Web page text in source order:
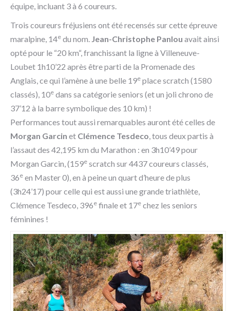
équipe, incluant 3 à 6 coureurs.
Trois coureurs fréjusiens ont été recensés sur cette épreuve
maralpine, 14e du nom. Jean-Christophe Panlou avait ainsi
opté pour le “20 km“, franchissant la ligne à Villeneuve-
Loubet 1h10’22 après être parti de la Promenade des
Anglais, ce qui l’amène à une belle 19e place scratch (1580
classés), 10e dans sa catégorie seniors (et un joli chrono de
37’12 à la barre symbolique des 10 km) !
Performances tout aussi remarquables auront été celles de
Morgan Garcin et Clémence Tesdeco , tous deux partis à
l’assaut des 42,195 km du Marathon : en 3h10’49 pour
Morgan Garcin, (159e scratch sur 4437 coureurs classés,
36e en Master 0), en à peine un quart d’heure de plus
(3h24’17) pour celle qui est aussi une grande triathlète,
Clémence Tesdeco, 396e finale et 17e chez les seniors
féminines !